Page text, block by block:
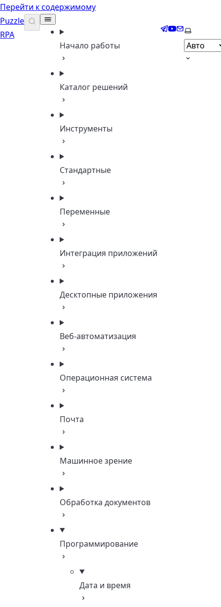
Перейти к содержимому
Puzzle
RPA
Начало работы
Каталог решений
Инструменты
Стандартные
Переменные
Интеграция приложений
Десктопные приложения
Веб-автоматизация
Операционная система
Почта
Машинное зрение
Обработка документов
Программирование
Дата и время
Telegram
YouTube
Email